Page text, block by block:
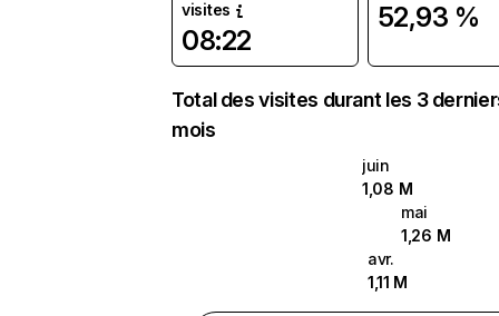
visites
08:22
52,93 %
Total des visites durant les 3
mois
juin
1,08 M
mai
1,26 M
avr.
1,11 M